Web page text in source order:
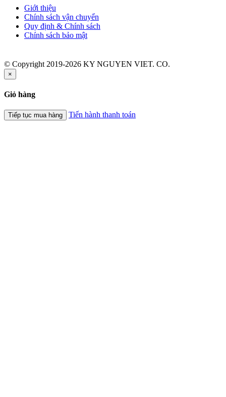
Giới thiệu
Chính sách vận chuyển
Quy định & Chính sách
Chính sách bảo mật
© Copyright 2019-2026 KY NGUYEN VIET. CO.
×
Giỏ hàng
Tiếp tục mua hàng Tiến hành thanh toán